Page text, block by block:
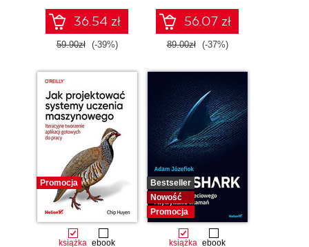
36.54 zł
59.90zł (-39%)
56.07 zł
89.00zł (-37%)
Promocja
książka ebook
Bestseller
Nowość
Promocja
książka ebook